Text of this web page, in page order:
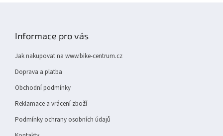
i
Informace pro vás
Jak nakupovat na www.bike-centrum.cz
Doprava a platba
Obchodní podmínky
Reklamace a vrácení zboží
Podmínky ochrany osobních údajů